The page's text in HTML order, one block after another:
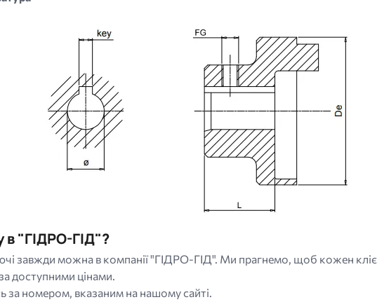
в "ГІДРО-ГІД"?
завжди можна в компанії "ГІДРО-ГІД". Ми прагнемо, щоб кожен
доступними цінами.
номером, вказаним на нашому сайті.